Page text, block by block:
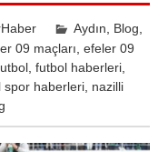
Aydın Blog
09 maçları ,efeler 09
,futbol haberleri
spor haberleri nazilli